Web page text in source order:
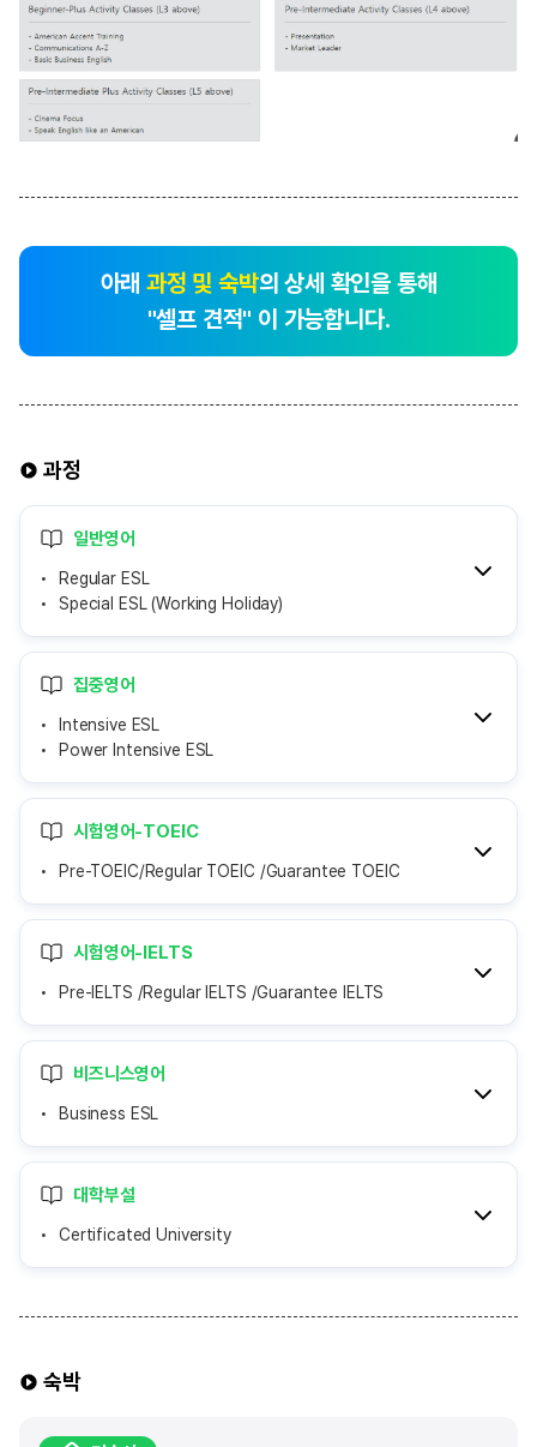
아래 과정 및 숙박의 상세 확인을 통해
"셀프 견적" 이 가능합니다.
과정
일반영어
Regular ESL
Special ESL (Working Holiday)
집중영어
Intensive ESL
Power Intensive ESL
시험영어-TOEIC
Pre-TOEIC/Regular TOEIC /Guarantee TOEIC
시험영어-IELTS
Pre-IELTS /Regular IELTS /Guarantee IELTS
비즈니스영어
Business ESL
대학부설
Certificated University
숙박